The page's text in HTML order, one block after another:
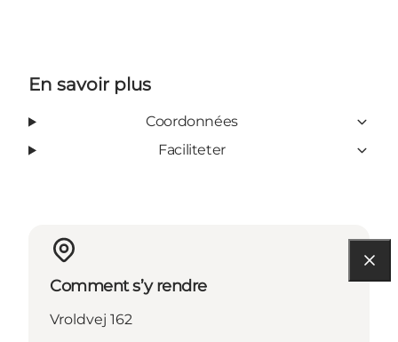
En savoir plus
Coordonnées
Faciliteter
Comment s’y rendre
Vroldvej 162